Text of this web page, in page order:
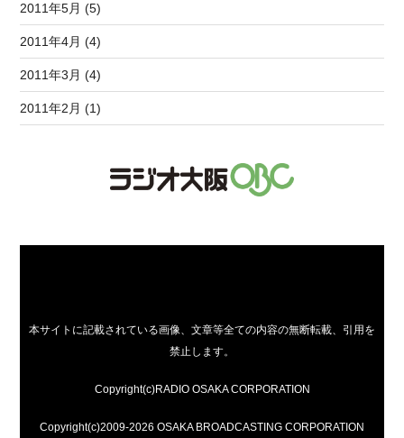
2011年5月 (5)
2011年4月 (4)
2011年3月 (4)
2011年2月 (1)
本サイトに記載されている画像、文章等全ての内容の無断転載、引用を
禁止します。
Copyright(c)RADIO OSAKA CORPORATION
Copyright(c)2009-2026 OSAKA BROADCASTING CORPORATION